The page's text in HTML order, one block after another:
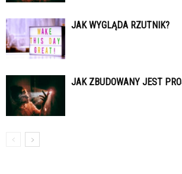
JAK WYGLĄDA RZUTNIK?
JAK ZBUDOWANY JEST